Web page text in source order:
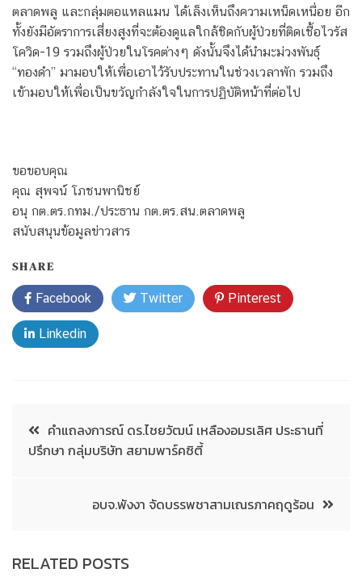
ตลาดพลู และกลุ่มตอแหลแมน ได้เล็งเห็นถึงความเหน็ดเหนื่อย อีก
ทั้งยังมีอัตราการเสี่ยงสูงที่จะต้องดูแลใกล้ชิดกับผู้ป่วยที่ติดเชื้อไวรัส
โควิด-19 รวมถึงผู้ป่วยในโรคต่างๆ ดังนั้นจึงได้นำมะม่วงพันธุ์
“ทองดำ” มามอบให้เพื่อเอาไว้รับประทานในช่วงเวลาพัก รวมถึง
เข้ามอบให้เพื่อเป็นขวัญกำลังใจในการปฏิบัติหน้าที่ต่อไป
ขอขอบคุณ
คุณ สุพจน์ โภชนพานิชย์
อนุ กต.ตร.กทม./ประธาน กต.ตร.สน.ตลาดพลู
สนับสนุนข้อมูลข่าวสาร
SHARE
Facebook Twitter Pinterest
Linkedin
คำแถลงการณ์ ดร.ไชยวัฒน์ เหลืองอมรเลิศ ประธานที่
ปรึกษา กลุ่มบริษัท สยามพาร์คซิตี้
อบจ.พังงา จัดบรรพชาสามเณรภาคฤดูร้อน
RELATED POSTS